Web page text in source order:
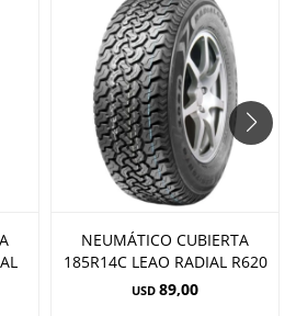
NEUMÁTICO CUBIERTA
185R14C LEAO RADIAL R620
USD 89,00